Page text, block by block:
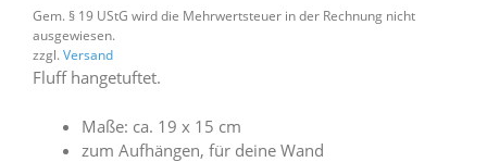
Gem. § 19 UStG wird die Mehrwertsteuer in der Rechnung nicht
ausgewiesen.
zzgl. Versand
Fluff hangetuftet.
Maße: ca. 19 x 15 cm
zum Aufhängen, für deine Wand